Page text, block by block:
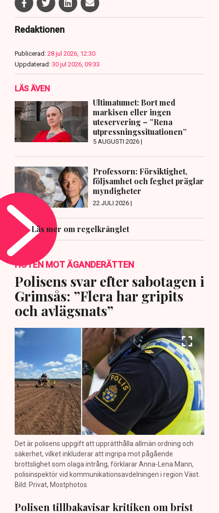
Redaktionen
Publicerad: 28 jul 2026, 12:30
Uppdaterad: 30 jul 2026, 09:33
LÄS ÄVEN
Ultimatumet: Bort med
markisen eller ingen
uteservering – ”Rena
utpressningssituationen”
5 AUGUSTI 2026 |
Professorn: Försiktighet,
följsamhet och feghet präglar
myndigheter
22 JULI 2026 |
Läs mer om regelkrånglet
HOTEN MOT ÄGANDERÄTTEN
Polisens svar efter sabotagen i
Grimsås: ”Flera har gripits
och avlägsnats”
Det är polisens uppgift att upprätthålla allmän ordning och
säkerhet, vilket inkluderar att ingripa mot pågående
brottslighet som olaga intrång, förklarar Anna-Lena Mann,
polisinspektör vid kommunikationsavdelningen i region Väst.
Bild: Privat, Mostphotos
Polisen tillbakavisar kritiken om brist